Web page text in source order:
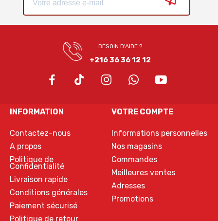
BESOIN D'AIDE ?
+216 36 36 12 12
INFORMATION
Contactez-nous
A propos
Politique de
Confidentialité
Livraison rapide
Conditions générales
Paiement sécurisé
Politique de retour
VOTRE COMPTE
Informations personnelles
Nos magasins
Commandes
Meilleures ventes
Adresses
Promotions